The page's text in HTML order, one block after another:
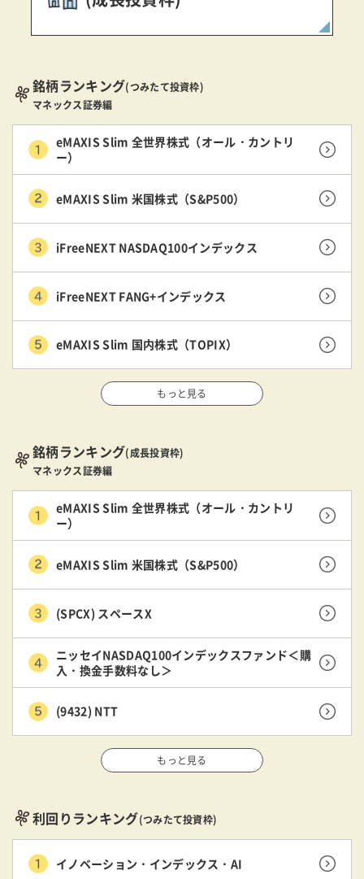
銘柄ランキング(つみたて投資枠)
マネックス証券編
eMAXIS Slim 全世界株式（オール・カントリ
ー）
eMAXIS Slim 米国株式（S&P500）
iFreeNEXT NASDAQ100インデックス
iFreeNEXT FANG+インデックス
eMAXIS Slim 国内株式（TOPIX）
もっと見る
銘柄ランキング(成長投資枠)
マネックス証券編
eMAXIS Slim 全世界株式（オール・カントリ
ー）
eMAXIS Slim 米国株式（S&P500）
(SPCX) スペースX
ニッセイNASDAQ100インデックスファンド＜購
入・換金手数料なし＞
(9432) NTT
もっと見る
利回りランキング(つみたて投資枠)
イノベーション・インデックス・AI